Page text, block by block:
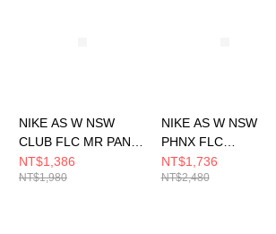
NIKE AS W NSW
CLUB FLC MR PANT
WIDE 女 長褲
FB2728063
NT$1,386
NT$1,980
NIKE AS W NSW
PHNX FLC
COLLARED PO 女 長
袖上衣 IM7487390
NT$1,736
NT$2,480